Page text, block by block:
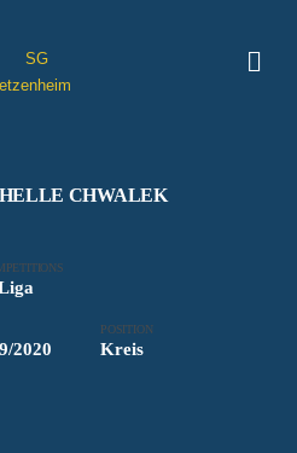
CHWALEK
2020
POSITION
Kreis